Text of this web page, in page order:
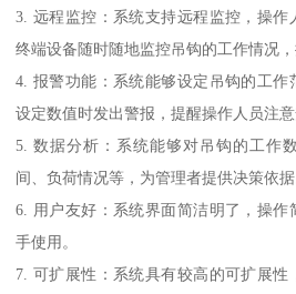
3. 远程监控：系统支持远程监控，操
终端设备随时随地监控吊钩的工作情况，
4. 报警功能：系统能够设定吊钩的工作
设定数值时发出警报，提醒操作人员注意
5. 数据分析：系统能够对吊钩的工作
间、负荷情况等，为管理者提供决策依据
6. 用户友好：系统界面简洁明了，操作
手使用。
7. 可扩展性：系统具有较高的可扩展